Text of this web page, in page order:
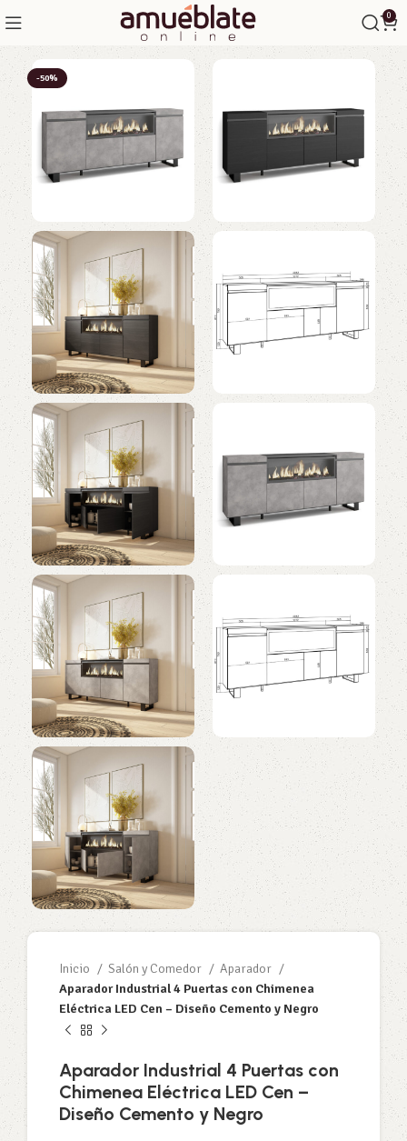
0
-50%
Inicio Salón y Comedor
Aparador
Aparador Industrial 4 Puertas con Chimenea
Eléctrica LED Cen – Diseño Cemento y Negro
Aparador Industrial 4 Puertas con
Chimenea Eléctrica LED Cen –
Diseño Cemento y Negro